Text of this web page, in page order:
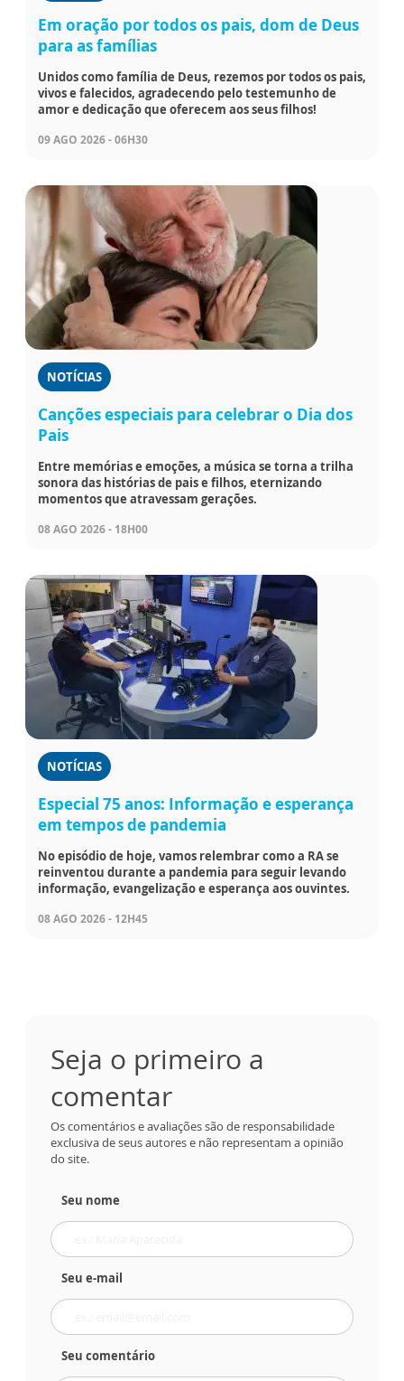
Em oração por todos os pais, dom de Deus
para as famílias
Unidos como família de Deus, rezemos por todos os pais,
vivos e falecidos, agradecendo pelo testemunho de
amor e dedicação que oferecem aos seus filhos!
09 AGO 2026 - 06H30
NOTÍCIAS
Canções especiais para celebrar o Dia dos
Pais
Entre memórias e emoções, a música se torna a trilha
sonora das histórias de pais e filhos, eternizando
momentos que atravessam gerações.
08 AGO 2026 - 18H00
NOTÍCIAS
Especial 75 anos: Informação e esperança
em tempos de pandemia
No episódio de hoje, vamos relembrar como a RA se
reinventou durante a pandemia para seguir levando
informação, evangelização e esperança aos ouvintes.
08 AGO 2026 - 12H45
Seja o primeiro a
comentar
Os comentários e avaliações são de responsabilidade
exclusiva de seus autores e não representam a opinião
do site.
Seu nome
Seu e-mail
Seu comentário